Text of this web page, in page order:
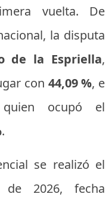
vuelta. De
la disputa
de la Espriella,
con 44,09 %, e
ocupó el
.
se realizó el
2026, fecha